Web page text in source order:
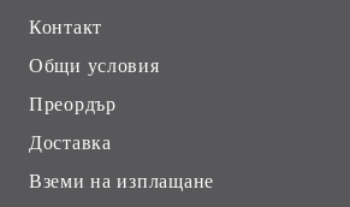
Контакт
Общи условия
Преордър
Доставка
Вземи на изплащане